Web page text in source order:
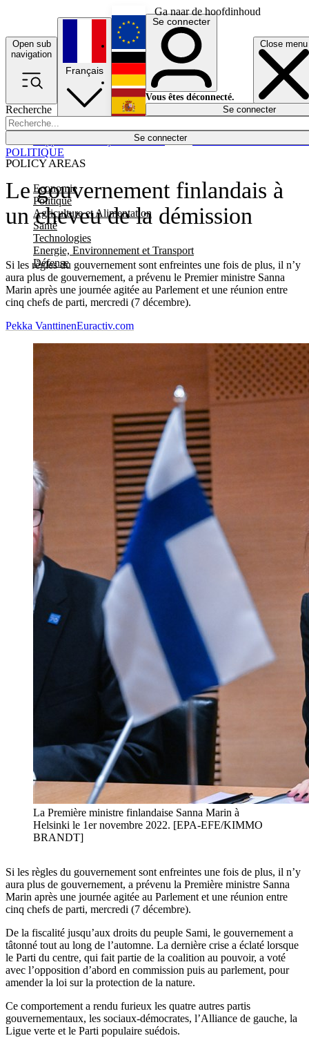
Ga naar de hoofdinhoud
Open sub
navigation
Close menu
Recherche
Se connecter
POLICY AREAS
Economie
Politique
Agriculture et Alimentation
Santé
Technologies
Energie, Environnement et Transport
Défense
Économie
Français
English
Deutsch
Español
Se connecter
Vous êtes déconnecté.
Se connecter
Le gouvernement finlandais à
un cheveu de la démission
Si les règles du gouvernement sont enfreintes une fois de plus, il n’y
aura plus de gouvernement, a prévenu le Premier ministre Sanna
Marin après une journée agitée au Parlement et une réunion entre
cinq chefs de parti, mercredi (7 décembre).
POLITIQUE
Pekka VanttinenEuractiv.com
La Première ministre finlandaise Sanna Marin à
Helsinki le 1er novembre 2022. [EPA-EFE/KIMMO
BRANDT]
Si les règles du gouvernement sont enfreintes une fois de plus, il n’y
aura plus de gouvernement, a prévenu la Première ministre Sanna
Marin après une journée agitée au Parlement et une réunion entre
cinq chefs de parti, mercredi (7 décembre).
De la fiscalité jusqu’aux droits du peuple Sami, le gouvernement a
tâtonné tout au long de l’automne. La dernière crise a éclaté lorsque
le Parti du centre, qui fait partie de la coalition au pouvoir, a voté
avec l’opposition d’abord en commission puis au parlement, pour
amender la loi sur la protection de la nature.
Ce comportement a rendu furieux les quatre autres partis
gouvernementaux, les sociaux-démocrates, l’Alliance de gauche, la
Ligue verte et le Parti populaire suédois.